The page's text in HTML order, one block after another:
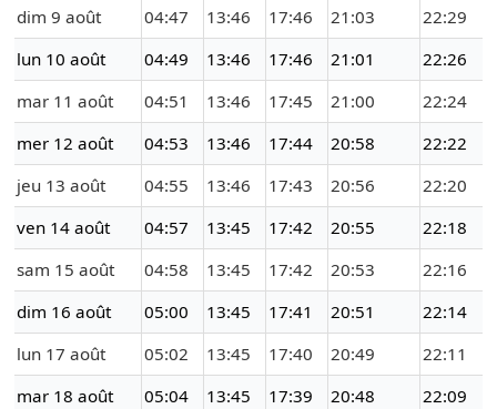
dim 9 août
04:47 13:46 17:46 21:03
22:29
lun 10 août
04:49 13:46 17:46 21:01
22:26
mar 11 août
04:51 13:46 17:45 21:00
22:24
mer 12 août
04:53 13:46 17:44 20:58
22:22
jeu 13 août
04:55 13:46 17:43 20:56
22:20
ven 14 août
04:57 13:45 17:42 20:55
22:18
sam 15 août
04:58 13:45 17:42 20:53
22:16
dim 16 août
05:00 13:45 17:41 20:51
22:14
lun 17 août
05:02 13:45 17:40 20:49
22:11
mar 18 août
05:04 13:45 17:39 20:48
22:09